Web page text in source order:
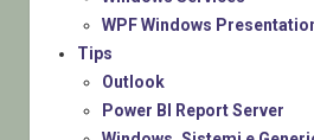
WPF Windows
Tips
Outlook
Power BI Report Server